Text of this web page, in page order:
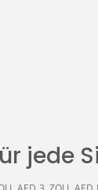
jede